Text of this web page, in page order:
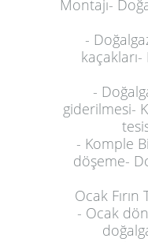
Montajı-
-
-
giderilmesi-
- Komple
döşeme-
Ocak
- Ocak